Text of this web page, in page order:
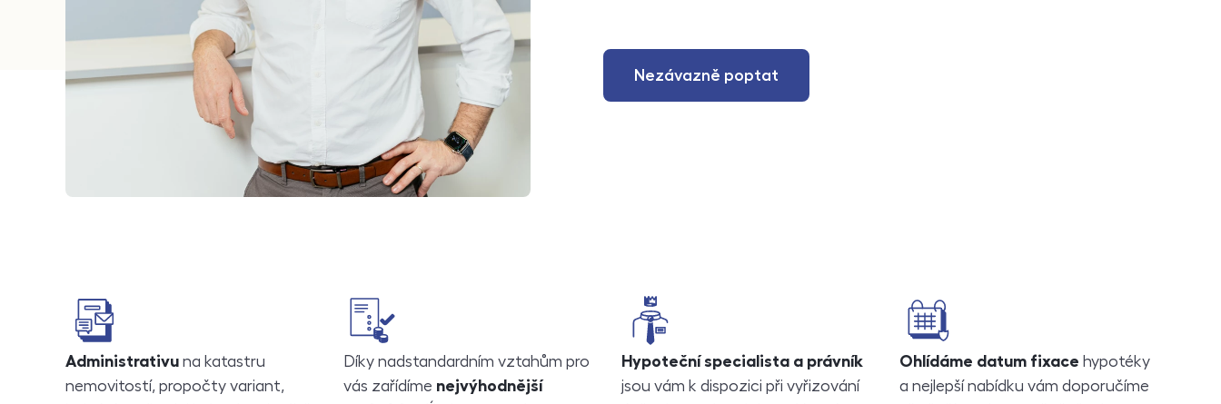
Nezávazně poptat
Administrativu na katastru
nemovitostí, propočty variant,
Díky nadstandardním vztahům pro
vás zařídíme nejvýhodnější
Hypoteční specialista a právník
jsou vám k dispozici při vyřizování
Ohlídáme datum fixace hypotéky
a nejlepší nabídku vám doporučíme